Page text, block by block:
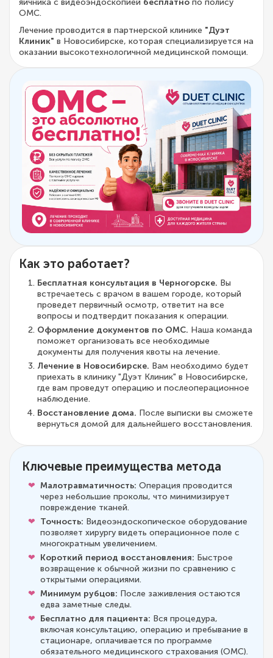
ОМС.
Лечение проводится в партнерской клинике "Дуэт
Клиник" в Новосибирске, которая специализируется на
оказании высокотехнологичной медицинской помощи.
Как это работает?
Бесплатная консультация в Черногорске. Вы
встречаетесь с врачом в вашем городе, который
проведет первичный осмотр, ответит на все
вопросы и подтвердит показания к операции.
Оформление документов по ОМС. Наша команда
поможет организовать все необходимые
документы для получения квоты на лечение.
Лечение в Новосибирске. Вам необходимо будет
приехать в клинику "Дуэт Клиник" в Новосибирске,
где вам проведут операцию и послеоперационное
наблюдение.
Восстановление дома. После выписки вы сможете
вернуться домой для дальнейшего восстановления.
Ключевые преимущества метода
Малотравматичность: Операция проводится
через небольшие проколы, что минимизирует
повреждение тканей.
Точность: Видеоэндоскопическое оборудование
позволяет хирургу видеть операционное поле с
многократным увеличением.
Короткий период восстановления: Быстрое
возвращение к обычной жизни по сравнению с
открытыми операциями.
Минимум рубцов: После заживления остаются
едва заметные следы.
Бесплатно для пациента: Вся процедура,
включая консультацию, операцию и пребывание в
стационаре, оплачивается по программе
обязательного медицинского страхования (ОМС).